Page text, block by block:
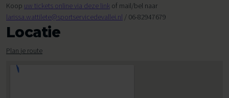
Koop uw tickets online via deze link of mail/bel naar
larissa.wattilete@sportservicedevallei.nl / 06-82947679
Locatie
Plan je route